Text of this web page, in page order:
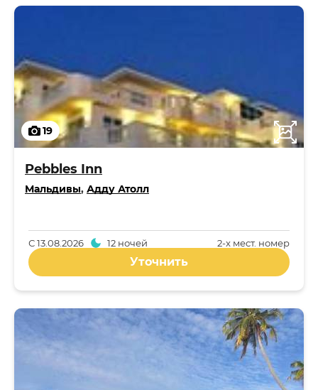
19
Pebbles Inn
Мальдивы, Адду Атолл
2-x мест. номер
С13.08.2026 12 ночей
Уточнить